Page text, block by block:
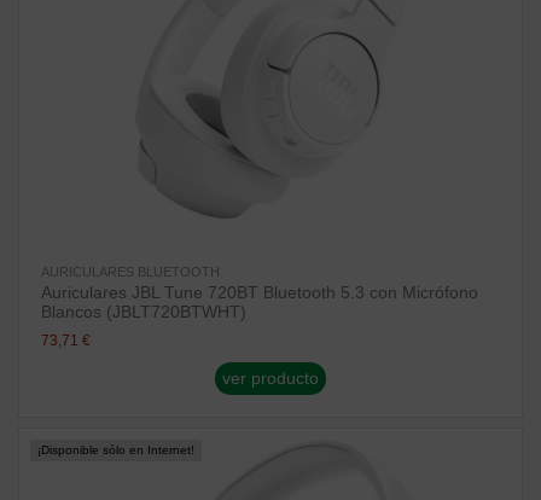
AURICULARES BLUETOOTH
Auriculares JBL Tune 720BT Bluetooth 5.3 con Micrófono
Blancos (JBLT720BTWHT)
73,71 €
ver producto
¡Disponible sólo en Internet!